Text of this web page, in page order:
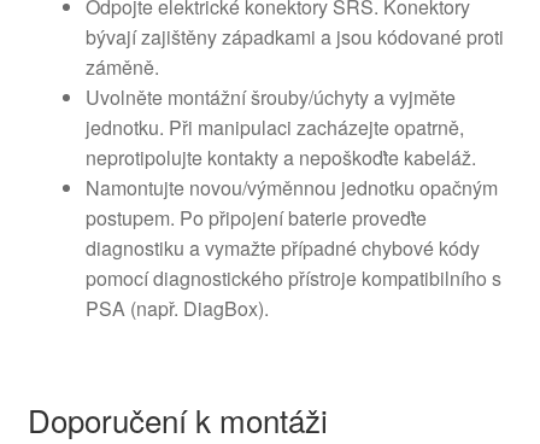
Odpojte elektrické konektory SRS. Konektory
bývají zajištěny západkami a jsou kódované proti
záměně.
Uvolněte montážní šrouby/úchyty a vyjměte
jednotku. Při manipulaci zacházejte opatrně,
neprotipolujte kontakty a nepoškoďte kabeláž.
Namontujte novou/výměnnou jednotku opačným
postupem. Po připojení baterie proveďte
diagnostiku a vymažte případné chybové kódy
pomocí diagnostického přístroje kompatibilního s
PSA (např. DiagBox).
Doporučení k montáži